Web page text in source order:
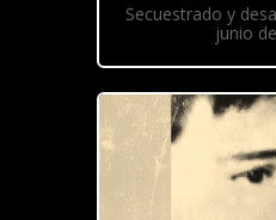
Secuestrado y
junio